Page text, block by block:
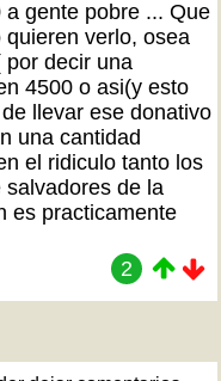
gente pobre ... Que
verlo, osea
por decir una
4500 o asi(y esto
llevar ese donativo
una cantidad
el ridiculo tanto los
de la
es practicamente
2